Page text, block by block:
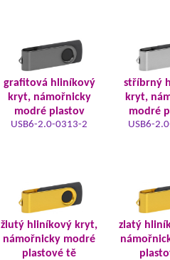
grafitová hliníkový
kryt, námořnicky
modré plastov
USB6-2.0-0313-2
stříbrný
kryt,
modré
USB6-
žlutý hliníkový kryt,
námořnicky modré
plastové tě
zlatý